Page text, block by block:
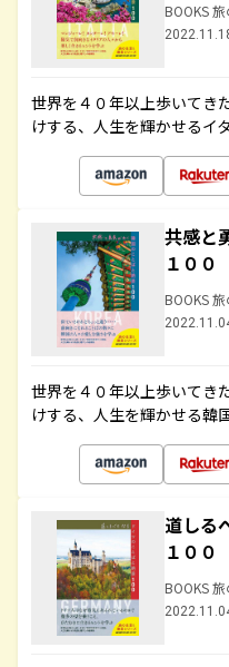
BOOKS
世界を４０年以上歩いてき
けする、人生を輝かせるイ
共感と
１００
BOOKS
世界を４０年以上歩いてき
けする、人生を輝かせる韓
道しる
１００
BOOKS